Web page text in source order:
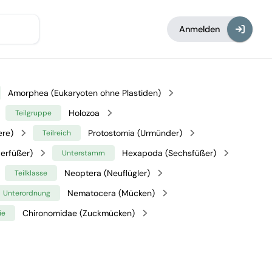
Anmelden
Amorphea (Eukaryoten ohne Plastiden)
Teilgruppe
Holozoa
Teilreich
Protostomia (Urmünder)
Unterstamm Hexapoda (Sechsfüßer)
Teilklasse Neoptera (Neuflügler)
Unterordnung Nematocera (Mücken)
Chironomidae (Zuckmücken)